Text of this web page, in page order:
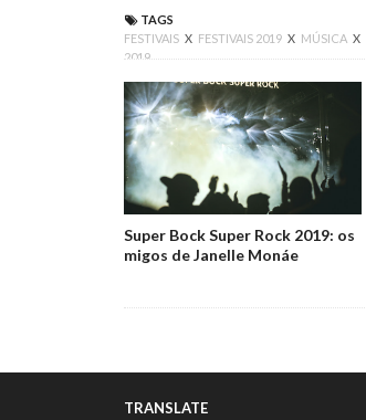
TAGS
FESTIVAIS X FESTIVAIS 2019 X MÚSICA X
2019
Super Bock Super Rock 2019: os
migos de Janelle Monáe
TRANSLATE